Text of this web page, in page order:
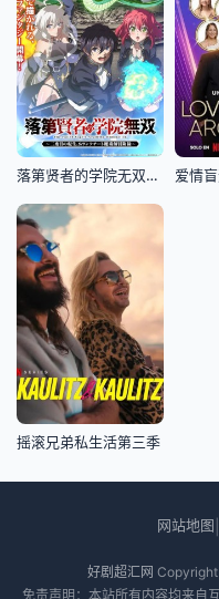
落第贤者的学院无双第二回转生
摇滚兄弟私生活第三季
网站地图
好剧超汇网
免责声明：本站所有内容均来自